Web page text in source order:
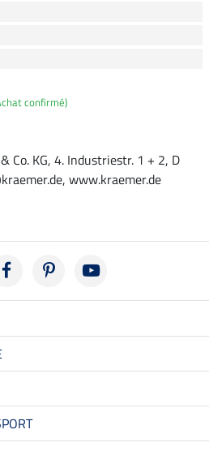
confirmé)
Co. KG, 4. Industriestr. 1 + 2, D
www.kraemer.de